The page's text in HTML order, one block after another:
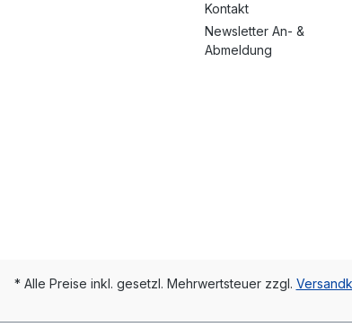
Kontakt
Newsletter An- &
Abmeldung
* Alle Preise inkl. gesetzl. Mehrwertsteuer zzgl.